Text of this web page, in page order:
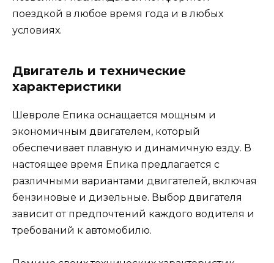
поездкой в любое время года и в любых
условиях.
Двигатель и технические
характеристики
Шевроле Епика оснащается мощным и
экономичным двигателем, который
обеспечивает плавную и динамичную езду. В
настоящее время Епика предлагается с
различными вариантами двигателей, включая
бензиновые и дизельные. Выбор двигателя
зависит от предпочтений каждого водителя и
требований к автомобилю.